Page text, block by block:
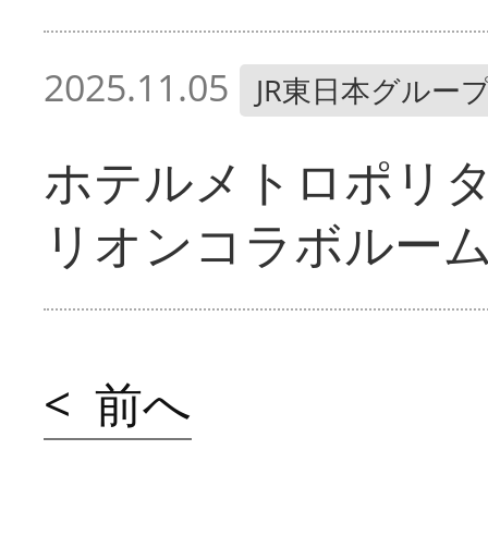
2025.11.05 JR東日本グルー
ホテルメトロポリ
リオンコラボルー
< 前へ